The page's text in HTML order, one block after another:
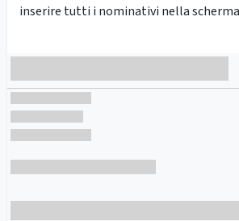
inserire tutti i nominativi nella